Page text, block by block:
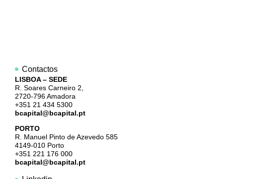
Contactos
LISBOA – SEDE
R. Soares Carneiro 2,
2720-796 Amadora
+351 21 434 5300
bcapital@bcapital.pt
PORTO
R. Manuel Pinto de Azevedo 585
4149-010 Porto
+351 221 176 000
bcapital@bcapital.pt